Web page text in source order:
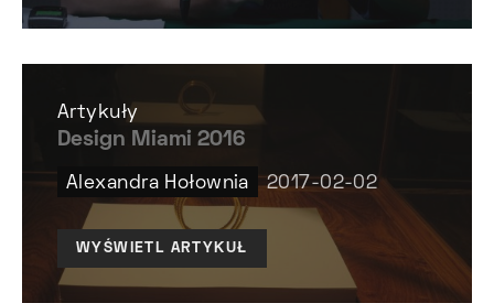
Artykuły
Design Miami 2016
Alexandra Hołownia 2017-02-02
WYŚWIETL ARTYKUŁ